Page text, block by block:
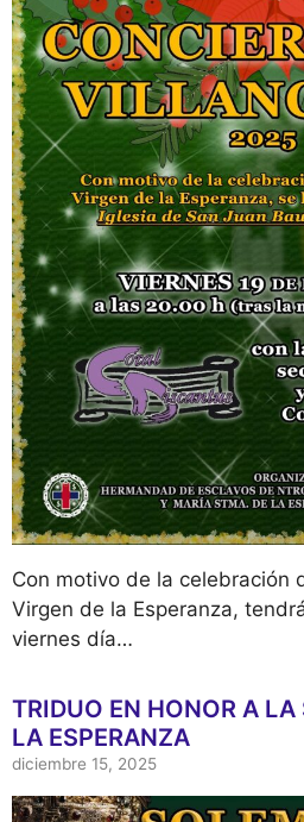
Con motivo de la celebración
Virgen de la Esperanza,
viernes día…
TRIDUO EN HONOR A LA
LA ESPERANZA
diciembre 15, 2025